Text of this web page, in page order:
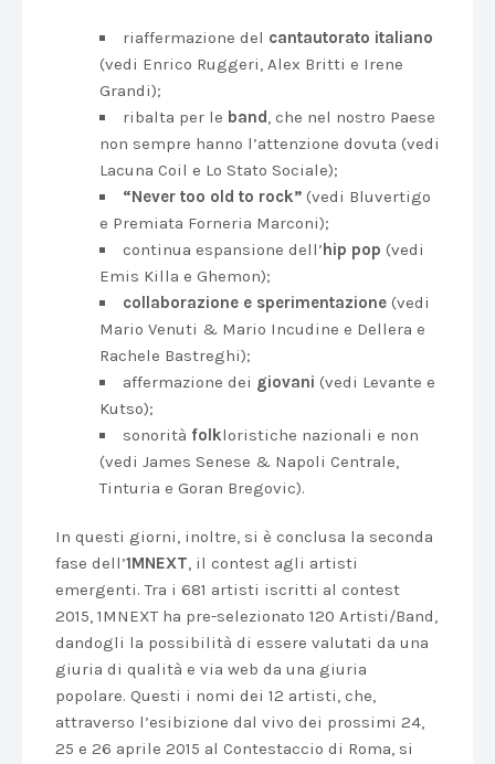
riaffermazione del cantautorato italiano
(vedi Enrico Ruggeri, Alex Britti e Irene
Grandi);
ribalta per le band, che nel nostro Paese
non sempre hanno l’attenzione dovuta (vedi
Lacuna Coil e Lo Stato Sociale);
“Never too old to rock” (vedi Bluvertigo
e Premiata Forneria Marconi);
continua espansione dell’hip pop (vedi
Emis Killa e Ghemon);
collaborazione e sperimentazione (vedi
Mario Venuti & Mario Incudine e Dellera e
Rachele Bastreghi);
affermazione dei giovani (vedi Levante e
Kutso);
sonorità folkloristiche nazionali e non
(vedi James Senese & Napoli Centrale,
Tinturia e Goran Bregovic).
In questi giorni, inoltre, si è conclusa la seconda
fase dell’1MNEXT, il contest agli artisti
emergenti. Tra i 681 artisti iscritti al contest
2015, 1MNEXT ha pre-selezionato 120 Artisti/Band,
dandogli la possibilità di essere valutati da una
giuria di qualità e via web da una giuria
popolare. Questi i nomi dei 12 artisti, che,
attraverso l’esibizione dal vivo dei prossimi 24,
25 e 26 aprile 2015 al Contestaccio di Roma, si